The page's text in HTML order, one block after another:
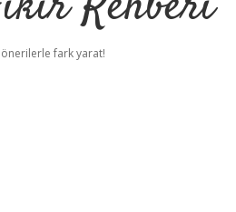
önerilerle fark yarat!